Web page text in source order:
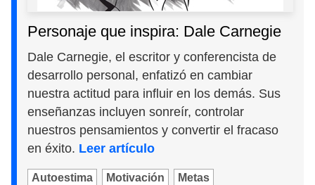
Personaje que inspira: Dale Carnegie
Dale Carnegie, el escritor y conferencista de
desarrollo personal, enfatizó en cambiar
nuestra actitud para influir en los demás. Sus
enseñanzas incluyen sonreír, controlar
nuestros pensamientos y convertir el fracaso
en éxito. Leer artículo
Autoestima Motivación Metas